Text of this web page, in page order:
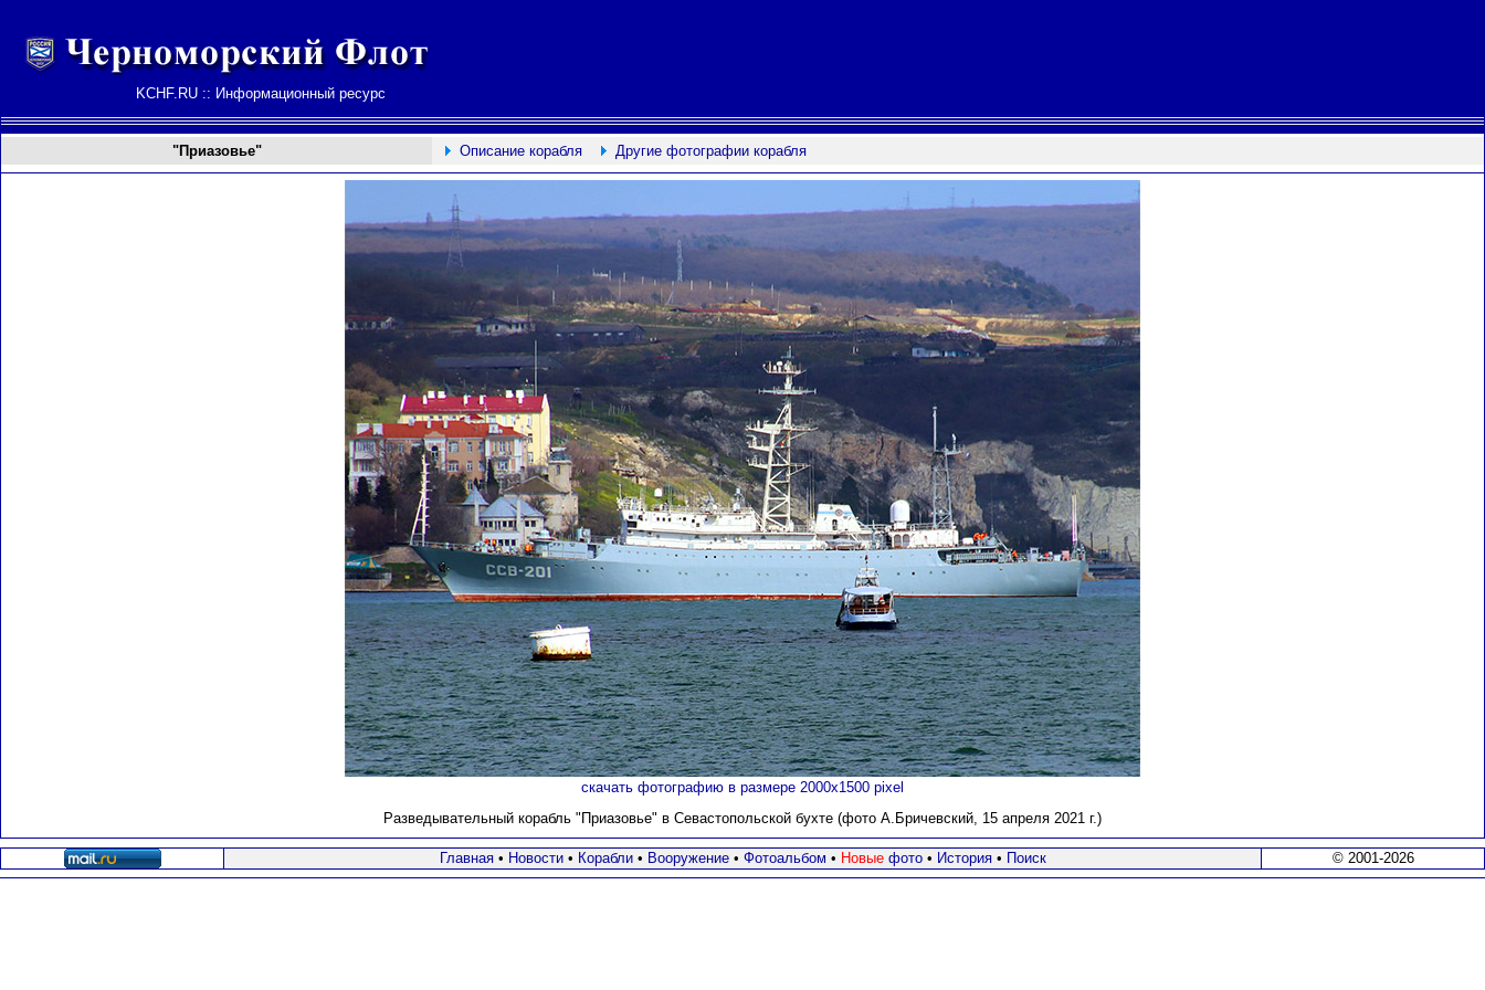
KCHF.RU :: Информационный ресурс
"Приазовье" Описание корабля Другие фотографии корабля
скачать фотографию в размере 2000х1500 pixel
Разведывательный корабль "Приазовье" в Севастопольской бухте (фото А.Бричевский, 15 апреля 2021 г.)
Главная• Новости• Корабли• Вооружение • Фотоальбом • Новыефото • История• Поиск © 2001-2026